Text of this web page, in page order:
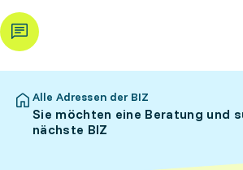
Alle Adressen der BIZ
Sie möchten eine Beratung und
nächste BIZ